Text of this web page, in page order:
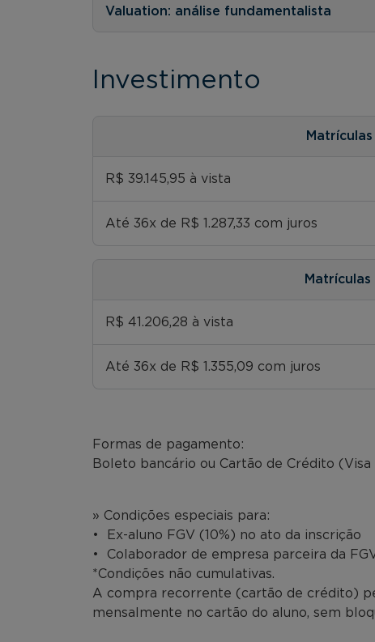
Valuation: análise fundamentalista
Investimento
R$ 39.145,95 à vista
Até 36x de R$ 1.287,33 com juros
R$ 41.206,28 à vista
Até 36x de R$ 1.355,09 com juros
Formas de pagamento:
Boleto bancário ou Cartão de Crédito (Visa
» Condições especiais para:
• Ex-aluno FGV (10%) no ato da inscrição
• Colaborador de empresa parceira da
*Condições não cumulativas.
A compra recorrente (cartão de crédito)
mensalmente no cartão do aluno, sem